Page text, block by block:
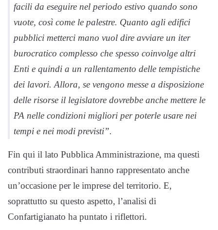
facili da eseguire nel periodo estivo quando sono
vuote, così come le palestre. Quanto agli edifici
pubblici metterci mano vuol dire avviare un iter
burocratico complesso che spesso coinvolge altri
Enti e quindi a un rallentamento delle tempistiche
dei lavori. Allora, se vengono messe a disposizione
delle risorse il legislatore dovrebbe anche mettere le
PA nelle condizioni migliori per poterle usare nei
tempi e nei modi previsti”.
Fin qui il lato Pubblica Amministrazione, ma questi
contributi straordinari hanno rappresentato anche
un’occasione per le imprese del territorio. E,
soprattutto su questo aspetto, l’analisi di
Confartigianato ha puntato i riflettori.